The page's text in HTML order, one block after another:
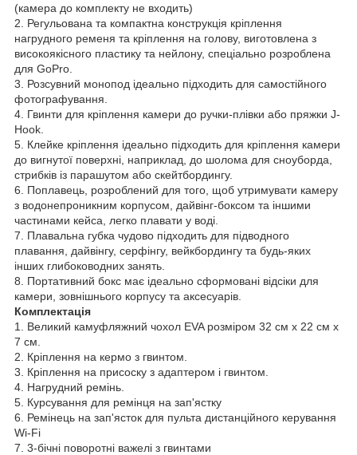
(камера до комплекту не входить)
2. Регульована та компактна конструкція кріплення
нагрудного ременя та кріплення на голову, виготовлена з
високоякісного пластику та нейлону, спеціально розроблена
для GoPro.
3. Розсувний монопод ідеально підходить для самостійного
фотографування.
4. Гвинти для кріплення камери до ручки-плівки або пряжки J-
Hook.
5. Клейке кріплення ідеально підходить для кріплення камери
до вигнутої поверхні, наприклад, до шолома для сноуборда,
стрибків із парашутом або скейтбордингу.
6. Поплавець, розроблений для того, щоб утримувати камеру
з водонепроникним корпусом, дайвінг-боксом та іншими
частинами кейса, легко плавати у воді.
7. Плавальна губка чудово підходить для підводного
плавання, дайвінгу, серфінгу, вейкбордингу та будь-яких
інших глибоководних занять.
8. Портативний бокс має ідеально сформовані відсіки для
камери, зовнішнього корпусу та аксесуарів.
Комплектація
1. Великий камуфляжний чохол EVA розміром 32 см x 22 см x
7 см.
2. Кріплення на кермо з гвинтом.
3. Кріплення на присоску з адаптером і гвинтом.
4. Нагрудний ремінь.
5. Курсування для ремінця на зап'ястку
6. Ремінець на зап'ясток для пульта дистанційного керування
Wi-Fi
7. 3-бічні поворотні важелі з гвинтами